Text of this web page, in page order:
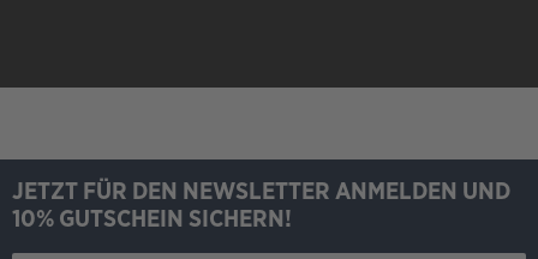
JETZT FÜR DEN NEWSLETTER ANMELDEN UND
10% GUTSCHEIN SICHERN!